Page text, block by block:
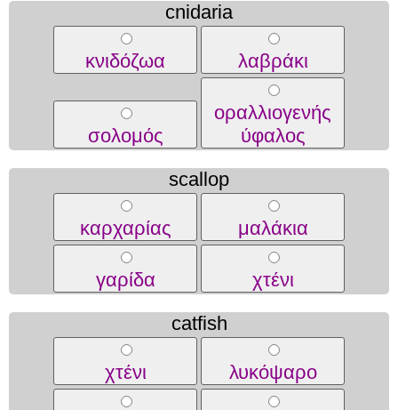
cnidaria
κνιδόζωα λαβράκι
σολομός
οραλλιογενής
ύφαλος
scallop
καρχαρίας μαλάκια
γαρίδα
χτένι
catfish
χτένι λυκόψαρο